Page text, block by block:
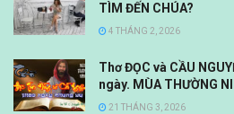
TÌM ĐẾN CHÚA?
4 THÁNG 2, 2026
Thơ ĐỌC và CẦU
ngày. MÙA THƯỜNG
21 THÁNG 3, 2026